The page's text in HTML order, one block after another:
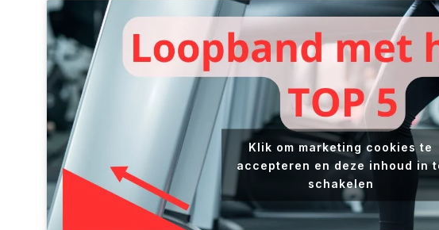
Klik om marketing cookies te
accepteren en deze inhoud in
schakelen